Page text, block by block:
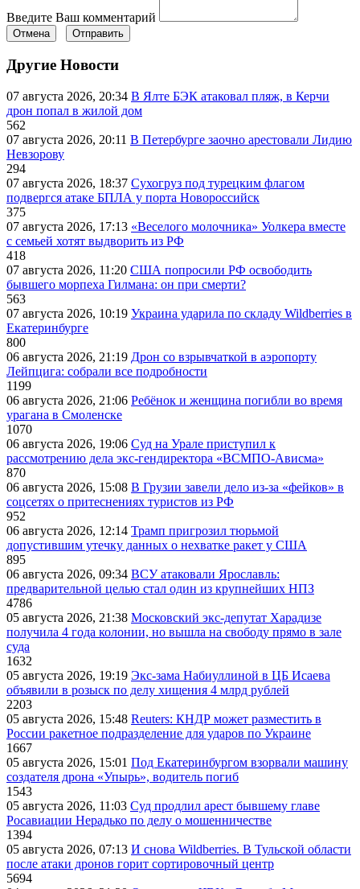
Введите Ваш комментарий
Отмена Отправить
Другие Новости
07 августа 2026, 20:34 В Ялте БЭК атаковал пляж, в Керчи
дрон попал в жилой дом
562
07 августа 2026, 20:11 В Петербурге заочно арестовали Лидию
Невзорову
294
07 августа 2026, 18:37 Сухогруз под турецким флагом
подвергся атаке БПЛА у порта Новороссийск
375
07 августа 2026, 17:13 «Веселого молочника» Уолкера вместе
с семьей хотят выдворить из РФ
418
07 августа 2026, 11:20 США попросили РФ освободить
бывшего морпеха Гилмана: он при смерти?
563
07 августа 2026, 10:19 Украина ударила по складу Wildberries в
Екатеринбурге
800
06 августа 2026, 21:19 Дрон со взрывчаткой в аэропорту
Лейпцига: собрали все подробности
1199
06 августа 2026, 21:06 Ребёнок и женщина погибли во время
урагана в Смоленске
1070
06 августа 2026, 19:06 Суд на Урале приступил к
рассмотрению дела экс-гендиректора «ВСМПО-Ависма»
870
06 августа 2026, 15:08 В Грузии завели дело из-за «фейков» в
соцсетях о притеснениях туристов из РФ
952
06 августа 2026, 12:14 Трамп пригрозил тюрьмой
допустившим утечку данных о нехватке ракет у США
895
06 августа 2026, 09:34 ВСУ атаковали Ярославль:
предварительной целью стал один из крупнейших НПЗ
4786
05 августа 2026, 21:38 Московский экс-депутат Харадизе
получила 4 года колонии, но вышла на свободу прямо в зале
суда
1632
05 августа 2026, 19:19 Экс-зама Набиуллиной в ЦБ Исаева
объявили в розыск по делу хищения 4 млрд рублей
2203
05 августа 2026, 15:48 Reuters: КНДР может разместить в
России ракетное подразделение для ударов по Украине
1667
05 августа 2026, 15:01 Под Екатеринбургом взорвали машину
создателя дрона «Упырь», водитель погиб
1543
05 августа 2026, 11:03 Суд продлил арест бывшему главе
Росавиации Нерадько по делу о мошенничестве
1394
05 августа 2026, 07:13 И снова Wildberries. В Тульской области
после атаки дронов горит сортировочный центр
5694